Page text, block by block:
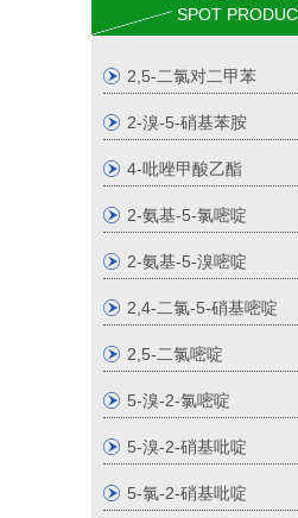
SPOT
2,5-二氯对二甲苯
2-溴-5-硝基苯胺
4-吡唑甲酸乙酯
2-氨基-5-氯嘧啶
2-氨基-5-溴嘧啶
2,4-二氯-5-硝基嘧啶
2,5-二氯嘧啶
5-溴-2-氯嘧啶
5-溴-2-硝基吡啶
5-氯-2-硝基吡啶